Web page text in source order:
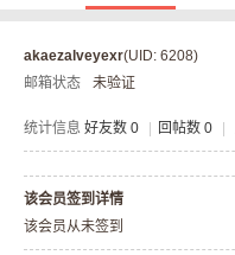
akaezalveyexr(UID: 6208)
邮箱状态
未验证
统计信息 好友数 0 回帖数 0
该会员签到详情
该会员从未签到